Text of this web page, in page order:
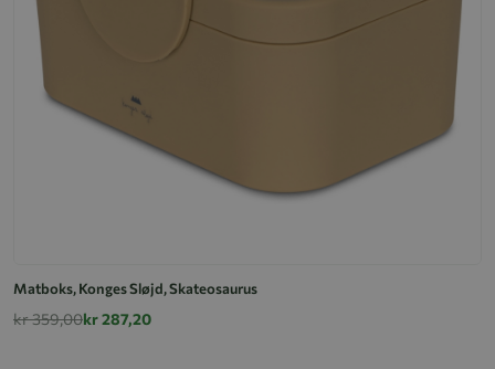
Matboks, Konges Sløjd, Skateosaurus
kr 359,00kr 287,20